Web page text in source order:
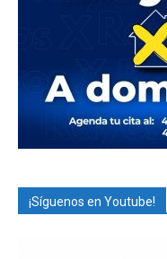
¡Síguenos en Youtube!